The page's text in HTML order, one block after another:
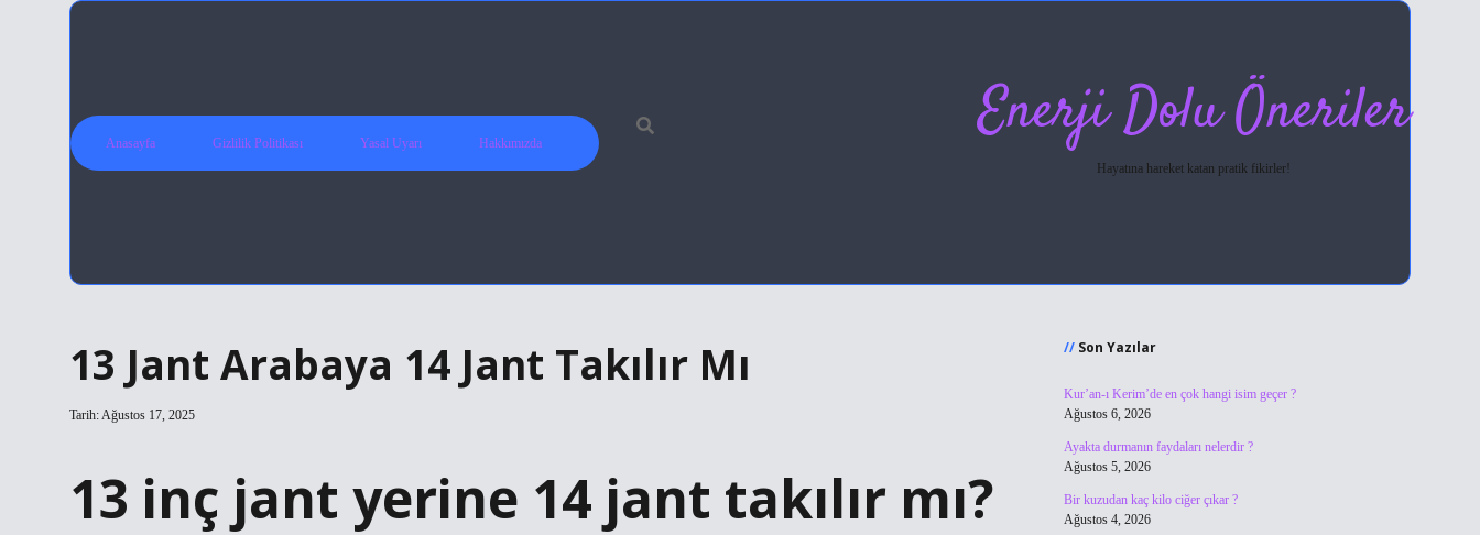
Anasayfa Gizlilik Politikası Yasal Uyarı Hakkımızda Enerji Dolu Öneriler
Hayatına hareket katan pratik fikirler!
13 Jant Arabaya 14 Jant Takılır Mı
Tarih: Ağustos 17, 2025
13 inç jant yerine 14 jant takılır mı?
Son Yazılar
Kur’an-ı Kerim’de en çok hangi isim geçer ?
Ağustos 6, 2026
Ayakta durmanın faydaları nelerdir ?
Ağustos 5, 2026
Bir kuzudan kaç kilo ciğer çıkar ?
Ağustos 4, 2026